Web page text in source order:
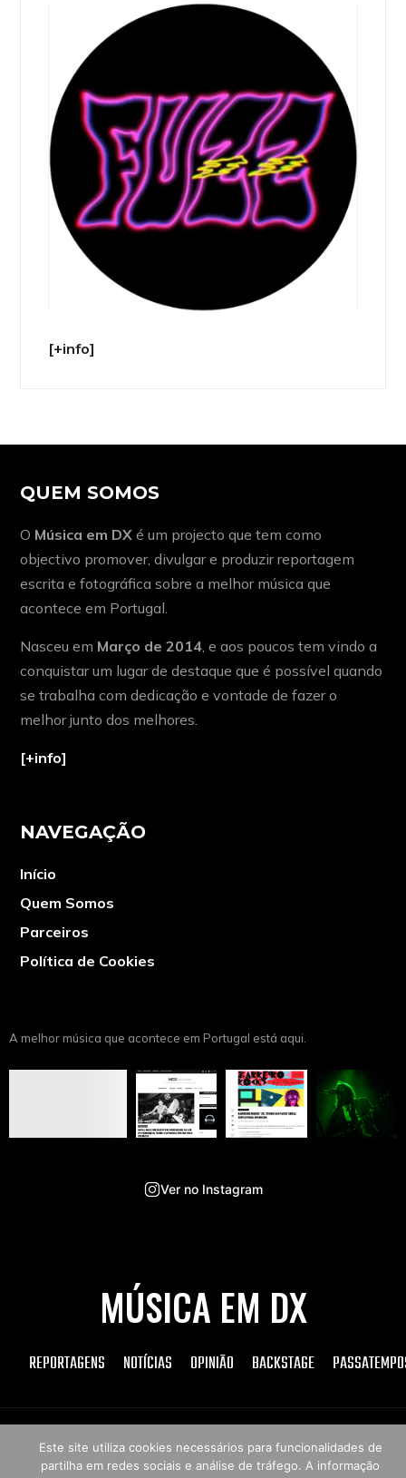
[+info]
QUEM SOMOS
O Música em DX é um projecto que tem como
objectivo promover, divulgar e produzir reportagem
escrita e fotográfica sobre a melhor música que
acontece em Portugal.
Nasceu em Março de 2014, e aos poucos tem vindo a
conquistar um lugar de destaque que é possível quando
se trabalha com dedicação e vontade de fazer o
melhor junto dos melhores.
[+info]
NAVEGAÇÃO
Início
Quem Somos
Parceiros
Política de Cookies
A melhor música que acontece em Portugal está aqui.
Ver no Instagram
MÚSICA EM DX
REPORTAGENS NOTÍCIAS OPINIÃO BACKSTAGE
Copyright © 2026 Música em DX
Este site utiliza cookies necessários para funcionalidades de
partilha em redes sociais e análise de tráfego. A informação